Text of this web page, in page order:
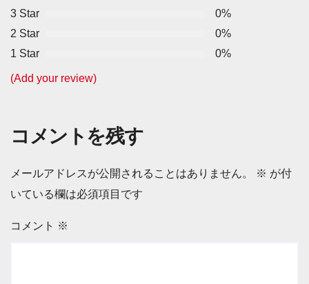
3 Star
0%
2 Star
0%
1 Star
0%
(Add your review)
コメントを残す
メールアドレスが公開されることはありません。 ※ が付
いている欄は必須項目です
コメント ※